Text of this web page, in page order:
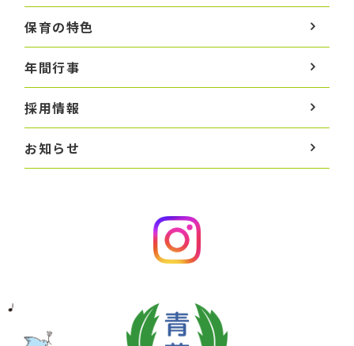
保育の特色
年間行事
採用情報
お知らせ